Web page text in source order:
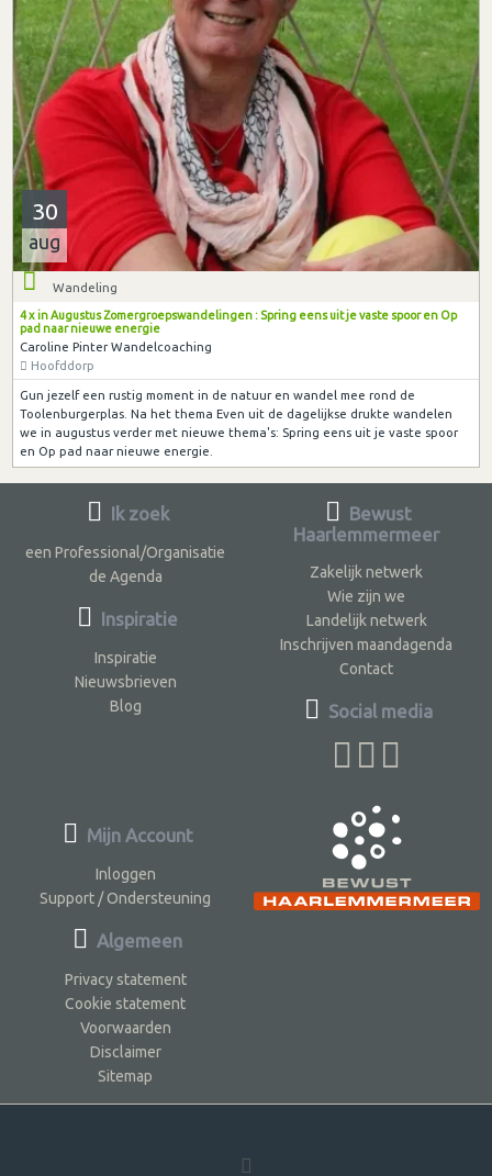
30
aug
Wandeling
4 x in Augustus Zomergroepswandelingen : Spring eens uit je vaste spoor en Op
pad naar nieuwe energie
Caroline Pinter Wandelcoaching
Hoofddorp
Gun jezelf een rustig moment in de natuur en wandel mee rond de
Toolenburgerplas. Na het thema Even uit de dagelijkse drukte wandelen
we in augustus verder met nieuwe thema's: Spring eens uit je vaste spoor
en Op pad naar nieuwe energie.
Ik zoek
een Professional/Organisatie
de Agenda
Inspiratie
Inspiratie
Nieuwsbrieven
Blog
Bewust
Haarlemmermeer
Zakelijk netwerk
Wie zijn we
Landelijk netwerk
Inschrijven maandagenda
Contact
Social media
Mijn Account
Inloggen
Support / Ondersteuning
Algemeen
Privacy statement
Cookie statement
Voorwaarden
Disclaimer
Sitemap